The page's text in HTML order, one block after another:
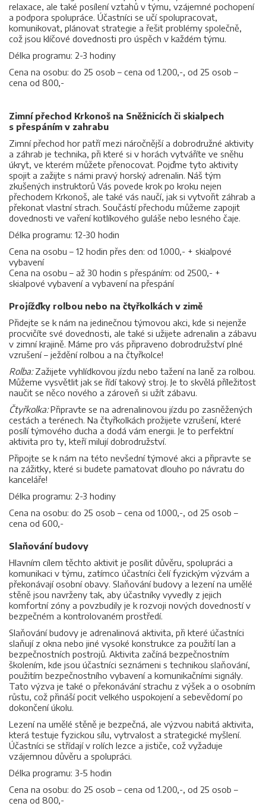
relaxace, ale také posílení vztahů v týmu, vzájemné pochopení
a podpora spolupráce. Účastníci se učí spolupracovat,
komunikovat, plánovat strategie a řešit problémy společně,
což jsou klíčové dovednosti pro úspěch v každém týmu.
Délka programu: 2-3 hodiny
Cena na osobu: do 25 osob – cena od 1.200,-, od 25 osob –
cena od 800,-
Zimní přechod Krkonoš na Sněžnicích či skialpech
s přespáním v zahrabu
Zimní přechod hor patří mezi náročnější a dobrodružné aktivity
a záhrab je technika, při které si v horách vytváříte ve sněhu
úkryt, ve kterém můžete přenocovat. Pojďme tyto aktivity
spojit a zažijte s námi pravý horský adrenalin. Náš tým
zkušených instruktorů Vás povede krok po kroku nejen
přechodem Krkonoš, ale také vás naučí, jak si vytvořit záhrab a
překonat vlastní strach. Součástí přechodu můžeme zapojit
dovednosti ve vaření kotlíkového guláše nebo lesného čaje.
Délka programu: 12-30 hodin
Cena na osobu – 12 hodin přes den: od 1.000,- + skialpové
vybavení
Cena na osobu – až 30 hodin s přespáním: od 2500,- +
skialpové vybavení a vybavení na přespání
Projížďky rolbou nebo na čtyřkolkách v zimě
Přidejte se k nám na jedinečnou týmovou akci, kde si nejenže
procvičíte své dovednosti, ale také si užijete adrenalin a zábavu
v zimní krajině. Máme pro vás připraveno dobrodružství plné
vzrušení – ježdění rolbou a na čtyřkolce!
Rolba:Zažijete vyhlídkovou jízdu nebo tažení na laně za rolbou.
Můžeme vysvětlit jak se řídí takový stroj. Je to skvělá příležitost
naučit se něco nového a zároveň si užít zábavu.
Čtyřkolka:Připravte se na adrenalinovou jízdu po zasněžených
cestách a terénech. Na čtyřkolkách prožijete vzrušení, které
posílí týmového ducha a dodá vám energii. Je to perfektní
aktivita pro ty, kteří milují dobrodružství.
Připojte se k nám na této nevšední týmové akci a připravte se
na zážitky, které si budete pamatovat dlouho po návratu do
kanceláře!
Délka programu: 2-3 hodiny
Cena na osobu: do 25 osob – cena od 1.000,-, od 25 osob –
cena od 600,-
Slaňování budovy
Hlavním cílem těchto aktivit je posílit důvěru, spolupráci a
komunikaci v týmu, zatímco účastníci čelí fyzickým výzvám a
překonávají osobní obavy. Slaňování budovy a lezení na umělé
stěně jsou navrženy tak, aby účastníky vyvedly z jejich
komfortní zóny a povzbudily je k rozvoji nových dovedností v
bezpečném a kontrolovaném prostředí.
Slaňování budovy je adrenalinová aktivita, při které účastníci
slaňují z okna nebo jiné vysoké konstrukce za použití lan a
bezpečnostních postrojů. Aktivita začíná bezpečnostním
školením, kde jsou účastníci seznámeni s technikou slaňování,
použitím bezpečnostního vybavení a komunikačními signály.
Tato výzva je také o překonávání strachu z výšek a o osobním
růstu, což přináší pocit velkého uspokojení a sebevědomí po
dokončení úkolu.
Lezení na umělé stěně je bezpečná, ale výzvou nabitá aktivita,
která testuje fyzickou sílu, vytrvalost a strategické myšlení.
Účastníci se střídají v rolích lezce a jističe, což vyžaduje
vzájemnou důvěru a spolupráci.
Délka programu: 3-5 hodin
Cena na osobu: do 25 osob – cena od 1.200,-, od 25 osob –
cena od 800,-